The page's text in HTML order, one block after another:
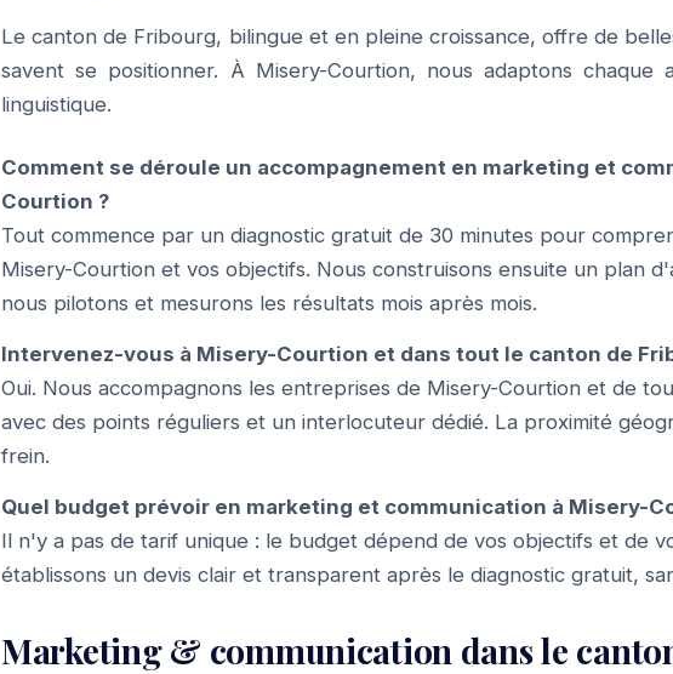
Le canton de Fribourg, bilingue et en pleine croissance, offre de
savent se positionner. À Misery-Courtion, nous adaptons
linguistique.
Comment se déroule un accompagnement en marketing et
Courtion ?
Tout commence par un diagnostic gratuit de 30 minutes pour
Misery-Courtion et vos objectifs. Nous construisons ensuite un plan
nous pilotons et mesurons les résultats mois après mois.
Intervenez-vous à Misery-Courtion et dans tout le canton de
Oui. Nous accompagnons les entreprises de Misery-Courtion et de
avec des points réguliers et un interlocuteur dédié. La proximité
frein.
Quel budget prévoir en marketing et communication à Misery-
Il n'y a pas de tarif unique : le budget dépend de vos objectifs et de
établissons un devis clair et transparent après le diagnostic gratuit,
Marketing & communication dans le